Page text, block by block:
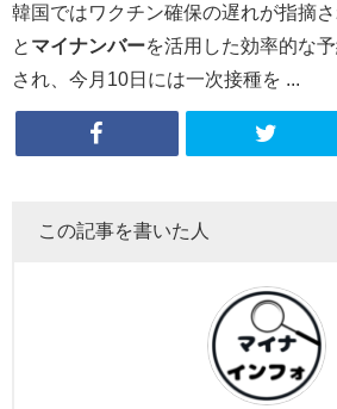
韓国ではワクチン確保の遅れが指摘
と マイナンバーを活用した効率的な
され、今月10日には一次接種を ...
この記事を書いた人